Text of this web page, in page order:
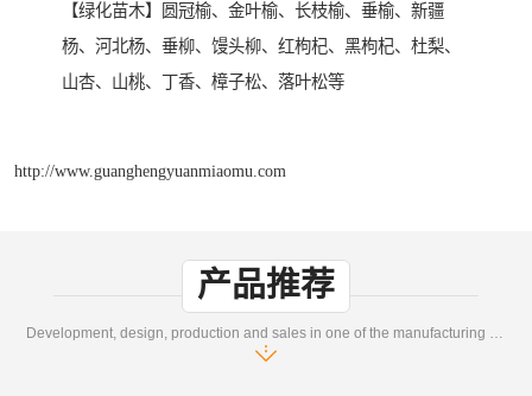
【绿化苗木】圆冠榆、金叶榆、长枝榆、垂榆、新疆
杨、河北杨、垂柳、馒头柳、红枸杞、黑枸杞、杜梨、
山杏、山桃、丁香、樟子松、落叶松等
http://www.guanghengyuanmiaomu.com
产品推荐